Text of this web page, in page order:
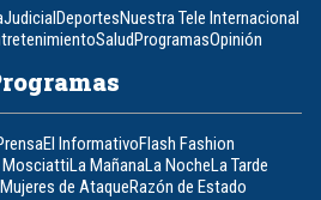
JudicialDeportesNuestra Tele Internacional
SaludProgramasOpinión
El InformativoFlash Fashion
MosciattiLa MañanaLa NocheLa Tarde
Mujeres de AtaqueRazón de Estado